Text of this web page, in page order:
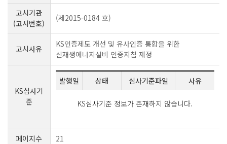
고시기관
(고시번호)
(제2015-0184 호)
고시사유
KS인증제도 개선 및 유사인증 통합을 위한
신재생에너지설비 인증지침 제정
KS심사기
준
발행일 상태 심사기준파일 사유
KS심사기준 정보가 존재하지 않습니다.
페이지수 21